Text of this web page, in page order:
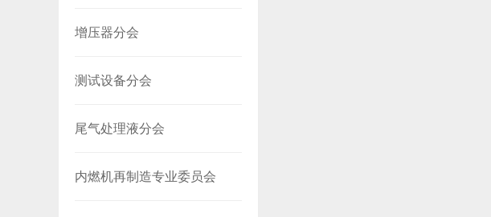
增压器分会
测试设备分会
尾气处理液分会
内燃机再制造专业委员会